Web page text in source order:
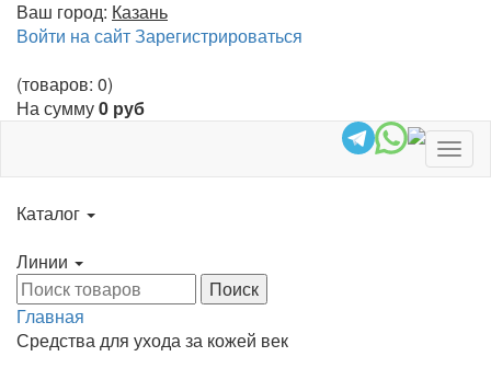
Ваш город: Казань
Войти на сайтЗарегистрироваться
(товаров: 0)
На сумму0 руб
Каталог
Линии
Главная
Средства для ухода за кожей век